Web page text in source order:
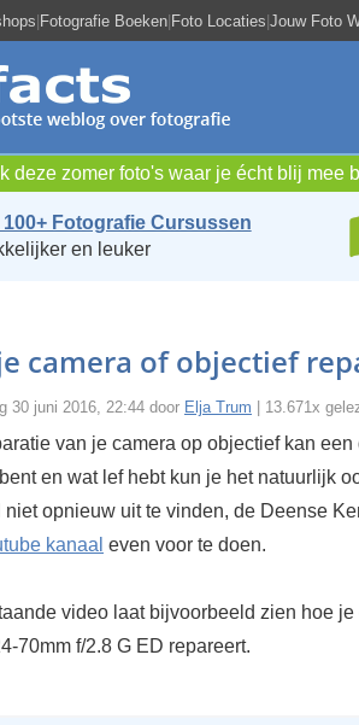
|Fotografie Boeken|Foto Locaties|Jouw Foto
deze zomer foto's waar je écht blij mee
Fotografie Cursussen
en leuker
camera of objectief
30 juni 2016, 22:44 door Elja Trum | 13.671x
van je camera op objectief kan
en wat lef hebt kun je het natuurlijk
niet opnieuw uit te vinden, de Deense
kanaal even voor te doen.
video laat bijvoorbeeld zien hoe
70mm f/2.8 G ED repareert.